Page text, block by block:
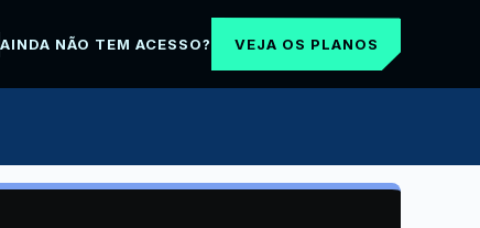
AINDA NÃO TEM ACESSO? VEJA OS PLANOS